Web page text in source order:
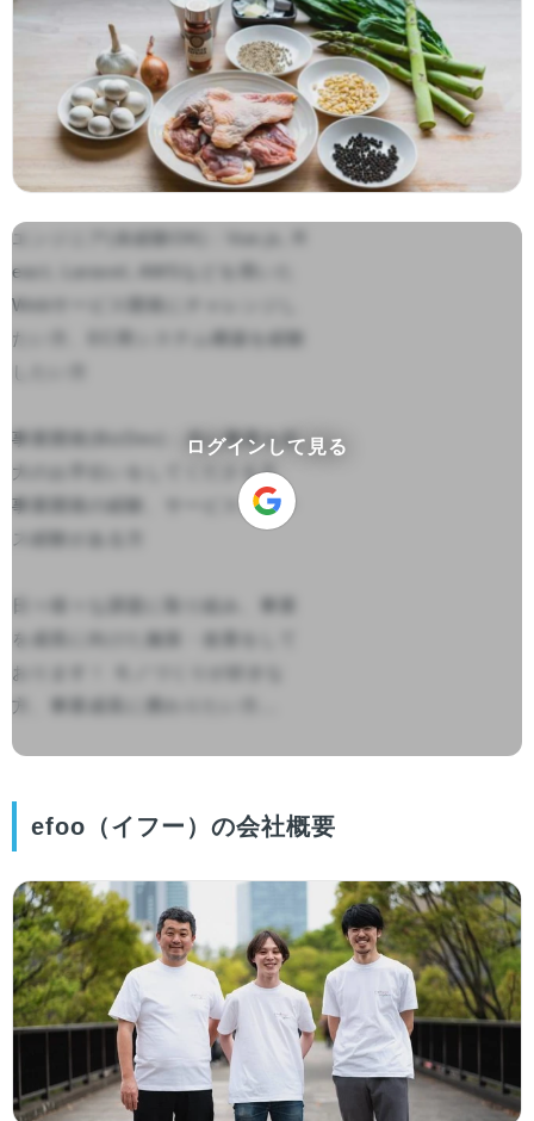
エンジニア(未経験OK)：Vue.js, R
eact, Laravel, AWSなどを用いた
Webサービス開発にチャレンジし
たい方、EC用システム構築を経験
したい方
事業開発(BizDev)：共に事業を拡
大のお手伝いをしてくださる方、
事業開発の経験、サービスグロー
ス経験がある方
を成長に向けた施策・改善をして
おります！ モノづくりが好きな
方、事業成長に携わりたい方...
ログインして見る
efoo（イフー）の会社概要